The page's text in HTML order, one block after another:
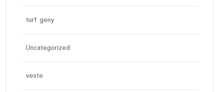
turf geny
Uncategorized
veste